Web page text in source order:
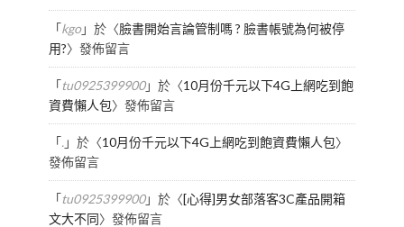
「kgo」於〈臉書開始言論管制嗎 ? 臉書帳號為何被停
用?〉發佈留言
「tu0925399900」於〈10月份千元以下4G上網吃到飽
資費懶人包〉發佈留言
「.」於〈10月份千元以下4G上網吃到飽資費懶人包〉
發佈留言
「tu0925399900」於〈[心得]男女部落客3C產品開箱
文大不同〉發佈留言